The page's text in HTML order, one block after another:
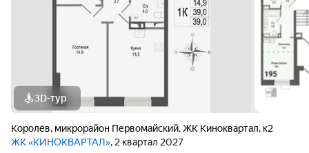
3D-тур
Королёв, микрорайон Первомайский,ЖК Киноквартал, к2
ЖК «КИНОКВАРТАЛ», 2 квартал 2027